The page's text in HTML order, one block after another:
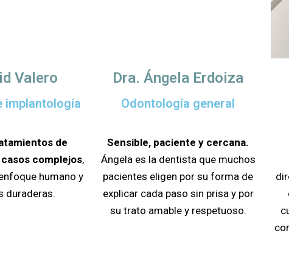
Valero
implantología
Dra. Ángela Erdoiza
Odontología general
de
complejos,
humano y
duraderas.
Sensible, paciente y cercana.
Ángela es la dentista que muchos
pacientes eligen por su forma de
explicar cada paso sin prisa y por
su trato amable y respetuoso.